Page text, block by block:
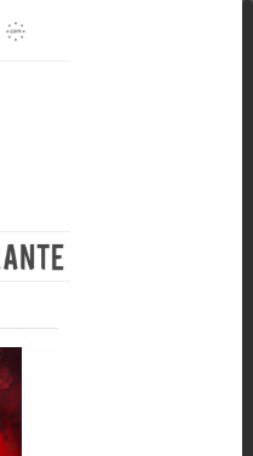
Informativa